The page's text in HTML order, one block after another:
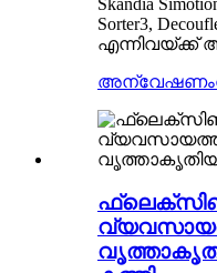
Skandia
Sorter3,
അന്വേഷണം